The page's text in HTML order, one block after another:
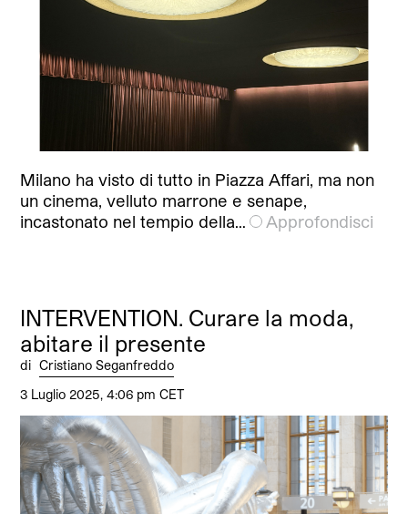
Milano ha visto di tutto in Piazza Affari, ma non
un cinema, velluto marrone e senape,
incastonato nel tempio della…
Approfondisci
INTERVENTION. Curare la moda,
abitare il presente
di Cristiano Seganfreddo
3 Luglio 2025, 4:06 pm CET